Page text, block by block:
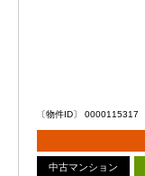
〔物件ID〕 0000115317
中古マンション